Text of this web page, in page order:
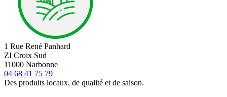
1 Rue René Panhard
ZI Croix Sud
11000 Narbonne
04 68 41 75 79
Des produits locaux, de qualité et de saison.